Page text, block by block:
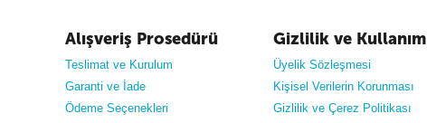
Alışveriş Prosedürü
Teslimat ve Kurulum
Garanti ve İade
Ödeme Seçenekleri
Gizlilik ve Kullanım
Üyelik Sözleşmesi
Kişisel Verilerin Korunması
Gizlilik ve Çerez Politikası